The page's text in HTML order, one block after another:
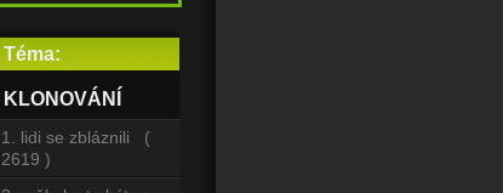
Téma:
KLONOVÁNÍ
1. lidi se zbláznili (
2619 )